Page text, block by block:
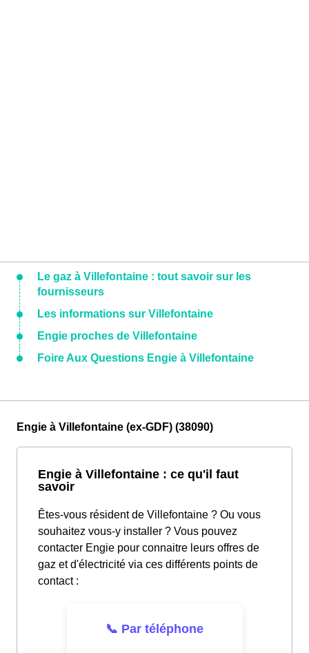
Le gaz à Villefontaine : tout savoir sur les
fournisseurs
Les informations sur Villefontaine
Engie proches de Villefontaine
Foire Aux Questions Engie à Villefontaine
Engie à Villefontaine (ex-GDF) (38090)
Engie à Villefontaine : ce qu'il faut
savoir
Êtes-vous résident de Villefontaine ? Ou vous
souhaitez vous-y installer ? Vous pouvez
contacter Engie pour connaitre leurs offres de
gaz et d'électricité via ces différents points de
contact :
📞 Par téléphone